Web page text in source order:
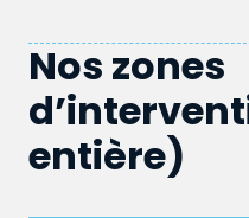
Nos zones
entière)